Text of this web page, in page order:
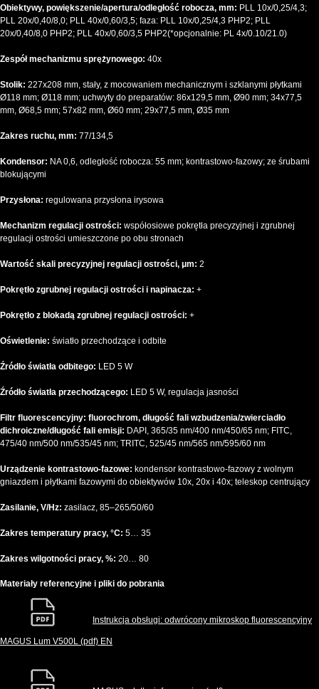
Obiektywy, powiększenie/apertura/odległość robocza, mm: PLL 10x/0,25/4,3;
PLL 20x/0,40/8,0; PLL 40x/0,60/3,5; faza: PLL 10x/0,25/4,3 PHP2; PLL
20x/0,40/8,0 PHP2; PLL 40x/0,60/3,5 PHP2(*opcjonalnie: PL 4x/0.10/21.0)
Zespół mechanizmu sprężynowego: 40x
Stolik: 227x208 mm, stały, z mocowaniem mechanicznym i szklanymi płytkami
Ø118 mm; Ø118 mm; uchwyty do preparatów: 86x129,5 mm, Ø90 mm; 34x77,5
mm, Ø68,5 mm; 57x82 mm, Ø60 mm; 29x77,5 mm, Ø35 mm
Zakres ruchu, mm: 77/134,5
Kondensor: NA 0,6, odległość robocza: 55 mm; kontrastowo-fazowy; ze śrubami
blokującymi
Przysłona: regulowana przysłona irysowa
Mechanizm regulacji ostrości: współosiowe pokrętła precyzyjnej i zgrubnej
regulacji ostrości umieszczone po obu stronach
Wartość skali precyzyjnej regulacji ostrości, μm: 2
Pokrętło zgrubnej regulacji ostrości i napinacza: +
Pokrętło z blokadą zgrubnej regulacji ostrości: +
Oświetlenie: światło przechodzące i odbite
Źródło światła odbitego: LED 5 W
Źródło światła przechodzącego: LED 5 W, regulacja jasności
Filtr fluorescencyjny: fluorochrom, długość fali wzbudzenia/zwierciadło
dichroiczne/długość fali emisji: DAPI, 365/35 nm/400 nm/450/65 nm; FITC,
475/40 nm/500 nm/535/45 nm; TRITC, 525/45 nm/565 nm/595/60 nm
Urządzenie kontrastowo-fazowe: kondensor kontrastowo-fazowy z wolnym
gniazdem i płytkami fazowymi do obiektywów 10x, 20x i 40x; teleskop centrujący
Zasilanie, V/Hz: zasilacz, 85–265/50/60
Zakres temperatury pracy, °C: 5… 35
Zakres wilgotności pracy, %: 20… 80
Materiały referencyjne i pliki do pobrania
Instrukcja obsługi: odwrócony mikroskop fluorescencyjny
MAGUS Lum V500L (pdf) EN